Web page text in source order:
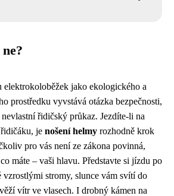
elektrokoloběžek jako ekologického a
prostředku vyvstává otázka bezpečnosti,
řidičský průkaz. Jezdíte-li na
je nošení helmy rozhodně krok
pro vás není ze zákona povinná,
máte – vaši hlavu. Představte si jízdu po
vzrostlými stromy, slunce vám svítí do
vítr ve vlasech. I drobný kámen na